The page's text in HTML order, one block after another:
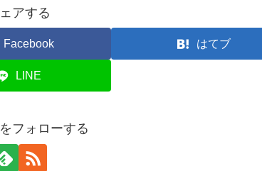
アする
Facebook はてブ
LINE
フォローする